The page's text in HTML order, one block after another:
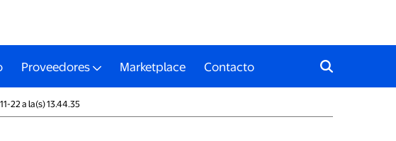
Proveedores Marketplace Contacto
22 a la(s) 13.44.35